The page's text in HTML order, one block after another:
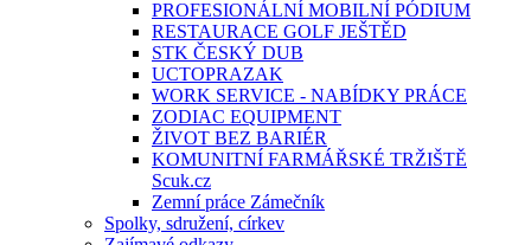
PROFESIONÁLNÍ MOBILNÍ PÓDIUM
RESTAURACE GOLF JEŠTĚD
STK ČESKÝ DUB
UCTOPRAZAK
WORK SERVICE - NABÍDKY PRÁCE
ZODIAC EQUIPMENT
ŽIVOT BEZ BARIÉR
KOMUNITNÍ FARMÁŘSKÉ TRŽIŠTĚ
Scuk.cz
Zemní práce Zámečník
Spolky, sdružení, církev